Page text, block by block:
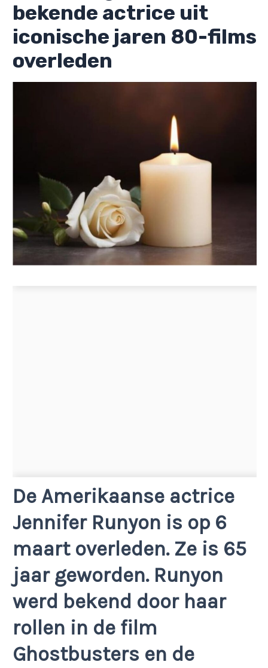
bekende actrice uit
iconische jaren 80-films
overleden
De Amerikaanse actrice
Jennifer Runyon is op 6
maart overleden. Ze is 65
jaar geworden. Runyon
werd bekend door haar
rollen in de film
Ghostbusters en de